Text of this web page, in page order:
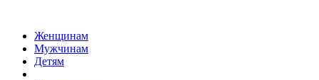
Женщинам
Мужчинам
Детям